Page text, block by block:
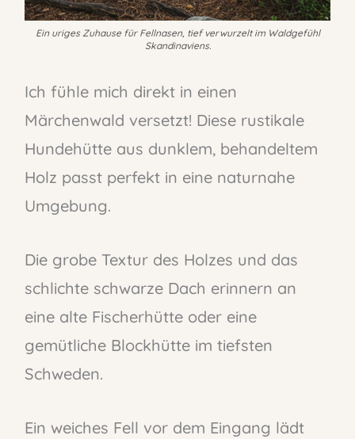
Ein uriges Zuhause für Fellnasen, tief verwurzelt im Waldgefühl
Skandinaviens.
Ich fühle mich direkt in einen
Märchenwald versetzt! Diese rustikale
Hundehütte aus dunklem, behandeltem
Holz passt perfekt in eine naturnahe
Umgebung.
Die grobe Textur des Holzes und das
schlichte schwarze Dach erinnern an
eine alte Fischerhütte oder eine
gemütliche Blockhütte im tiefsten
Schweden.
Ein weiches Fell vor dem Eingang lädt